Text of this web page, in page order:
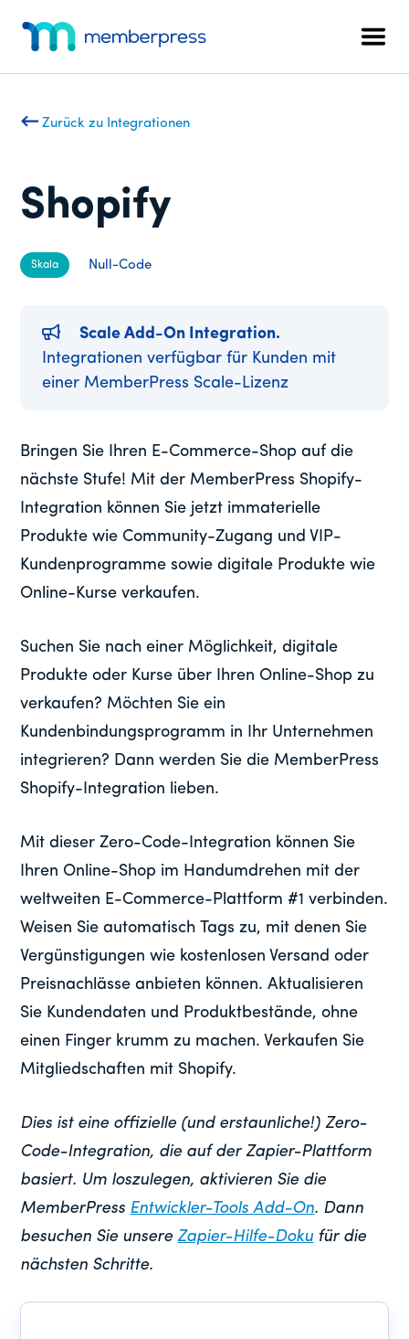
Hauptinhalt
springen
Fußzeile
springen
Menü
in-
Mitgliedschafts-
Plugin
Zurück zu Integrationen
Shopify
Skala Null-Code
Scale Add-On Integration.
Integrationen verfügbar für Kunden mit
einer MemberPress Scale-Lizenz
Bringen Sie Ihren E-Commerce-Shop auf die
nächste Stufe! Mit der MemberPress Shopify-
Integration können Sie jetzt immaterielle
Produkte wie Community-Zugang und VIP-
Kundenprogramme sowie digitale Produkte wie
Online-Kurse verkaufen.
Suchen Sie nach einer Möglichkeit, digitale
Produkte oder Kurse über Ihren Online-Shop zu
verkaufen? Möchten Sie ein
Kundenbindungsprogramm in Ihr Unternehmen
integrieren? Dann werden Sie die MemberPress
Shopify-Integration lieben.
Mit dieser Zero-Code-Integration können Sie
Ihren Online-Shop im Handumdrehen mit der
weltweiten E-Commerce-Plattform #1 verbinden.
Weisen Sie automatisch Tags zu, mit denen Sie
Vergünstigungen wie kostenlosen Versand oder
Preisnachlässe anbieten können. Aktualisieren
Sie Kundendaten und Produktbestände, ohne
einen Finger krumm zu machen. Verkaufen Sie
Mitgliedschaften mit Shopify.
Dies ist eine offizielle (und erstaunliche!) Zero-
Code-Integration, die auf der Zapier-Plattform
basiert. Um loszulegen, aktivieren Sie die
MemberPress Entwickler-Tools Add-On. Dann
besuchen Sie unsereZapier-Hilfe-Dokufür die
nächsten Schritte.